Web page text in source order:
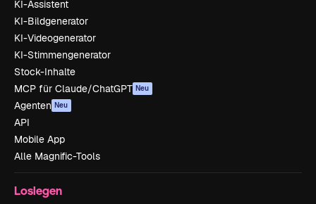
KI-Assistent
KI-Bildgenerator
KI-Videogenerator
KI-Stimmengenerator
Stock-Inhalte
MCP für Claude/ChatGPT Neu
Agenten Neu
API
Mobile App
Alle Magnific-Tools
Loslegen